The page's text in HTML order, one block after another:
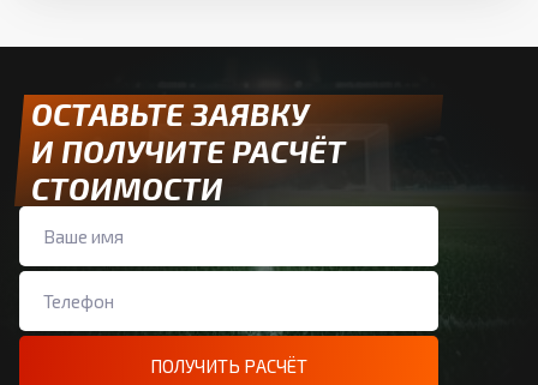
ОСТАВЬТЕ ЗАЯВКУ
И ПОЛУЧИТЕ РАСЧЁТ
СТОИМОСТИ
ПОЛУЧИТЬ РАСЧЁТ